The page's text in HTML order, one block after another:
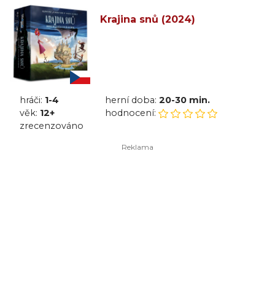
Krajina snů (2024)
hráči: 1-4 herní doba: 20-30 min.
věk: 12+
hodnocení:
zrecenzováno